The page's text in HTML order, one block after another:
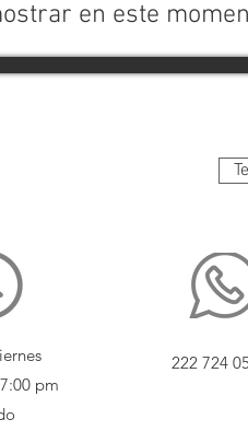
en este
pm
222 724